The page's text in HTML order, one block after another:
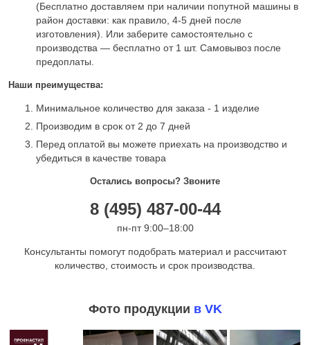
(Бесплатно доставляем при наличии попутной машины в
район доставки: как правило, 4-5 дней после
изготовления). Или заберите самостоятельно с
производства — бесплатно от 1 шт. Самовывоз после
предоплаты.
Наши преимущества:
Минимальное количество для заказа - 1 изделие
Производим в срок от 2 до 7 дней
Перед оплатой вы можете приехать на производство и
убедиться в качестве товара
Остались вопросы? Звоните
8 (495) 487-00-44
пн-пт 9:00–18:00
Консультанты помогут подобрать материал и рассчитают
количество, стоимость и срок производства.
Фото продукции в VK